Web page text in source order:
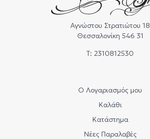
Αγνώστου Στρατιώτου 18
Θεσσαλονίκη 546 31
Τ: 2310812530
Ο Λογαριασμός μου
Καλάθι
Κατάστημα
Νέες Παραλαβές